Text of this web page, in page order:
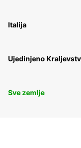
Italija
Ujedinjeno
Sve zemlje